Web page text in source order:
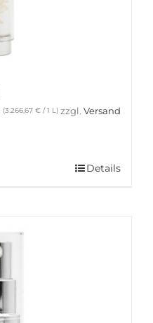
(3.266,67 € / 1 L) zzgl. Versand
Details